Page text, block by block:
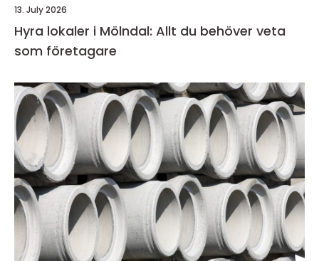
13. July 2026
Hyra lokaler i Mölndal: Allt du behöver veta
som företagare